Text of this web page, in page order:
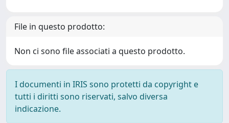
File in questo prodotto:
Non ci sono file associati a questo prodotto.
I documenti in IRIS sono protetti da copyright e
tutti i diritti sono riservati, salvo diversa
indicazione.